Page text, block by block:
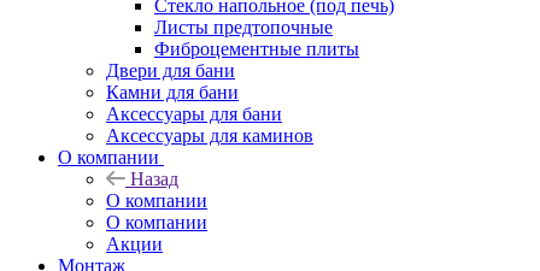
Стекло напольное (под печь)
Листы предтопочные
Фиброцементные плиты
Двери для бани
Камни для бани
Аксессуары для бани
Аксессуары для каминов
О компании
Назад
О компании
О компании
Акции
Монтаж